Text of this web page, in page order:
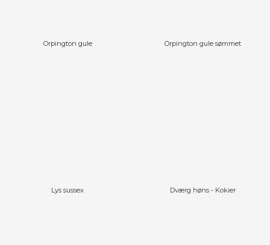
Orpington gule Orpington gule sømmet
Lys sussex Dværg høns - Kokier